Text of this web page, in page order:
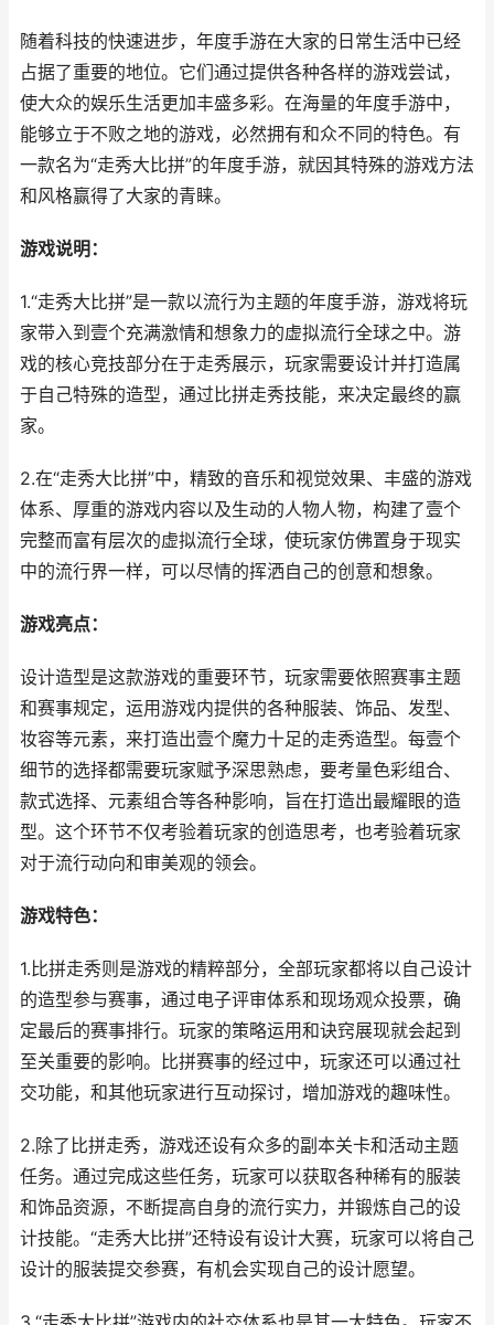
随着科技的快速进步，年度手游在大家的日常生活中已经
占据了重要的地位。它们通过提供各种各样的游戏尝试，
使大众的娱乐生活更加丰盛多彩。在海量的年度手游中，
能够立于不败之地的游戏，必然拥有和众不同的特色。有
一款名为“走秀大比拼”的年度手游，就因其特殊的游戏方法
和风格赢得了大家的青睐。
游戏说明：
1.“走秀大比拼”是一款以流行为主题的年度手游，游戏将玩
家带入到壹个充满激情和想象力的虚拟流行全球之中。游
戏的核心竞技部分在于走秀展示，玩家需要设计并打造属
于自己特殊的造型，通过比拼走秀技能，来决定最终的赢
家。
2.在“走秀大比拼”中，精致的音乐和视觉效果、丰盛的游戏
体系、厚重的游戏内容以及生动的人物人物，构建了壹个
完整而富有层次的虚拟流行全球，使玩家仿佛置身于现实
中的流行界一样，可以尽情的挥洒自己的创意和想象。
游戏亮点：
设计造型是这款游戏的重要环节，玩家需要依照赛事主题
和赛事规定，运用游戏内提供的各种服装、饰品、发型、
妆容等元素，来打造出壹个魔力十足的走秀造型。每壹个
细节的选择都需要玩家赋予深思熟虑，要考量色彩组合、
款式选择、元素组合等各种影响，旨在打造出最耀眼的造
型。这个环节不仅考验着玩家的创造思考，也考验着玩家
对于流行动向和审美观的领会。
游戏特色：
1.比拼走秀则是游戏的精粹部分，全部玩家都将以自己设计
的造型参与赛事，通过电子评审体系和现场观众投票，确
定最后的赛事排行。玩家的策略运用和诀窍展现就会起到
至关重要的影响。比拼赛事的经过中，玩家还可以通过社
交功能，和其他玩家进行互动探讨，增加游戏的趣味性。
2.除了比拼走秀，游戏还设有众多的副本关卡和活动主题
任务。通过完成这些任务，玩家可以获取各种稀有的服装
和饰品资源，不断提高自身的流行实力，并锻炼自己的设
计技能。“走秀大比拼”还特设有设计大赛，玩家可以将自己
设计的服装提交参赛，有机会实现自己的设计愿望。